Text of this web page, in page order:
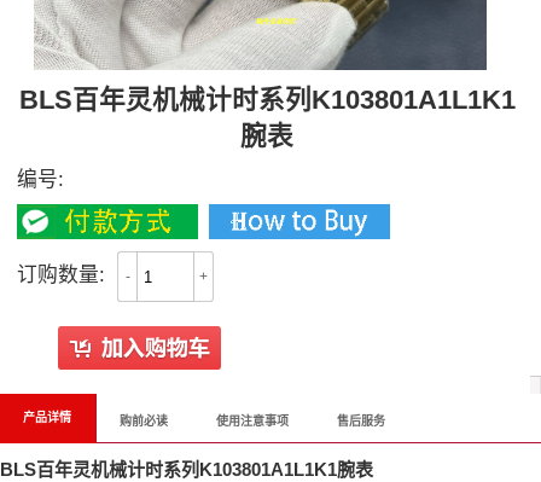
BLS百年灵机械计时系列K103801A1L1K1
腕表
编号:
订购数量: - +
产品详情 购前必读 使用注意事项 售后服务
BLS百年灵机械计时系列K103801A1L1K1腕表